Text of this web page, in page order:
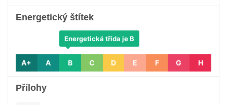
Energetický štítek
A+ A B
Energetická třída je B
C D E F G H
Přílohy